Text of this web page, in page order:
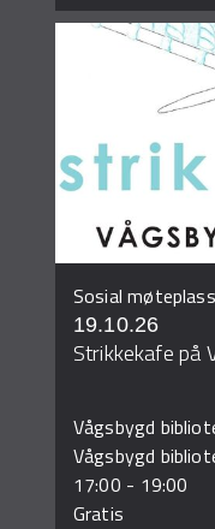
Sosial møteplass
19.10.26
Strikkekafe på
Vågsbygd
Vågsbygd
17:00 - 19:00
Gratis